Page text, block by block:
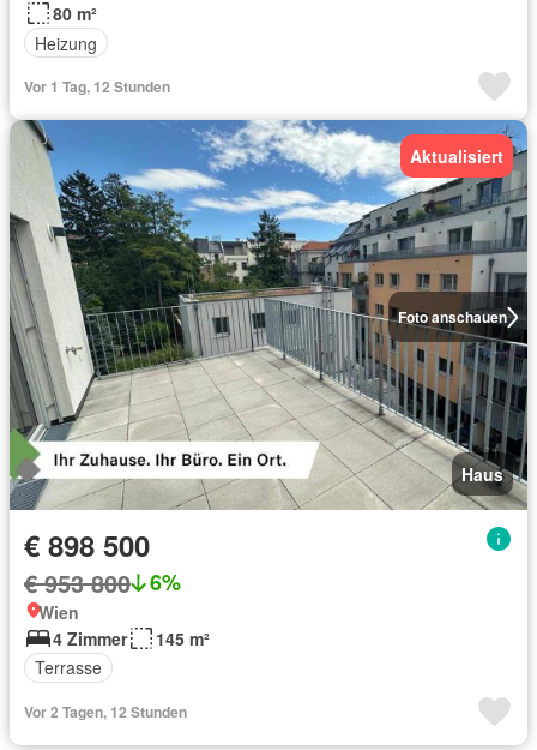
80 m²
Heizung
Vor 1 Tag, 12 Stunden
Foto anschauen
Aktualisiert
Haus
€ 898 500
€ 953 800 6%
Wien
4 Zimmer
145 m²
Terrasse
Vor 2 Tagen, 12 Stunden